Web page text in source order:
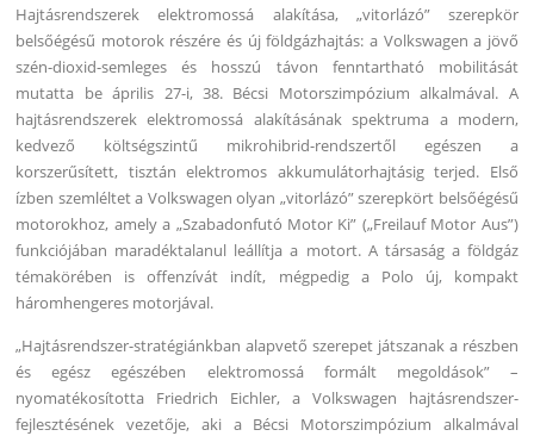
Hajtásrendszerek elektromossá alakítása, „vitorlázó” szerepkör
belsőégésű motorok részére és új földgázhajtás: a Volkswagen a jövő
szén-dioxid-semleges és hosszú távon fenntartható mobilitását
mutatta be április 27-i, 38. Bécsi Motorszimpózium alkalmával. A
hajtásrendszerek elektromossá alakításának spektruma a modern,
kedvező költségszintű mikrohibrid-rendszertől egészen a
korszerűsített, tisztán elektromos akkumulátorhajtásig terjed. Első
ízben szemléltet a Volkswagen olyan „vitorlázó” szerepkört belsőégésű
motorokhoz, amely a „Szabadonfutó Motor Ki” („Freilauf Motor Aus”)
funkciójában maradéktalanul leállítja a motort. A társaság a földgáz
témakörében is offenzívát indít, mégpedig a Polo új, kompakt
háromhengeres motorjával.
„Hajtásrendszer-stratégiánkban alapvető szerepet játszanak a részben
és egész egészében elektromossá formált megoldások” –
nyomatékosította Friedrich Eichler, a Volkswagen hajtásrendszer-
fejlesztésének vezetője, aki a Bécsi Motorszimpózium alkalmával